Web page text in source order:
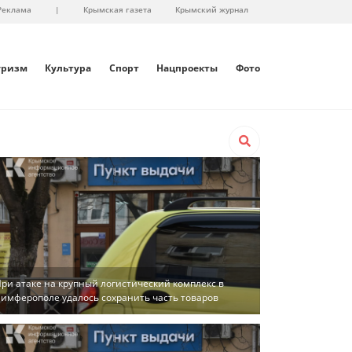
| Крымская газета Крымский журнал
Культура Спорт Нацпроекты Фото
атаке на крупный логистический комплекс в
удалось сохранить часть товаров